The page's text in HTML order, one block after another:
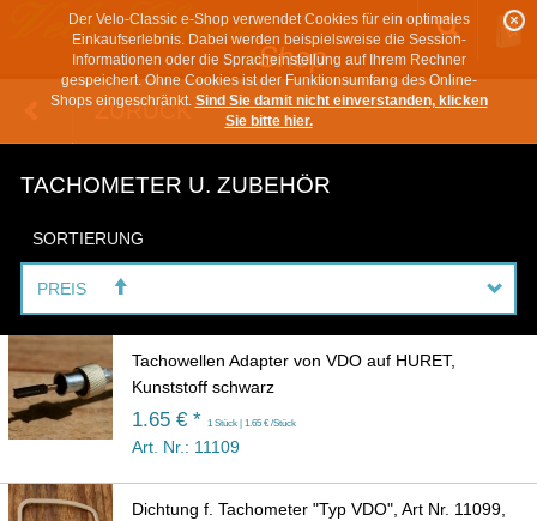
Der Velo-Classic e-Shop verwendet Cookies für ein optimales
Einkaufserlebnis. Dabei werden beispielsweise die Session-
Informationen oder die Spracheinstellung auf Ihrem Rechner
gespeichert. Ohne Cookies ist der Funktionsumfang des Online-
Shops eingeschränkt. Sind Sie damit nicht einverstanden, klicken
Sie bitte hier.
ZURÜCK
TACHOMETER U. ZUBEHÖR
SORTIERUNG
PREIS
Tachowellen Adapter von VDO auf HURET,
Kunststoff schwarz
1.65 € * 1 Stück | 1.65 € /Stück
Art. Nr.: 11109
Dichtung f. Tachometer "Typ VDO", Art Nr. 11099,